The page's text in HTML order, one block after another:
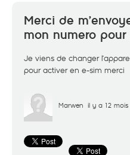
Merci de
mon numero
Je viens de changer
pour activer en e-sim merci
Marwen il y a 12 mois